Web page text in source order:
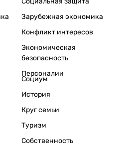
Зарубежная экономика
Конфликт интересов
Экономическая
безопасность
Персоналии
Социум
История
Круг семьи
Туризм
Собственность